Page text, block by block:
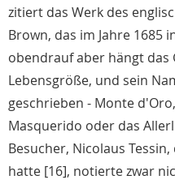
zitiert das Werk des
Brown, das im Jahre 1685
obendrauf aber hängt das
Lebensgröße, und sein
geschrieben - Monte
Masquerido oder das
Besucher, Nicolaus
hatte [16], notierte zwar